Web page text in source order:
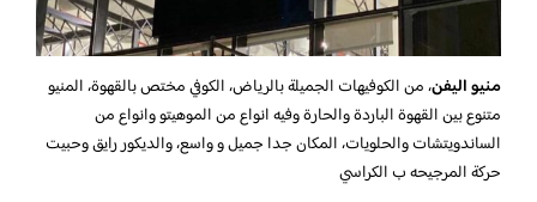
منيو اليفن، من الكوفيهات الجميلة بالرياض، الكوفي مختص بالقهوة، المنيو
متنوع بين القهوة الباردة والحارة وفيه انواع من الموهيتو وانواع من
الساندويتشات والحلويات، المكان جدا جميل و واسع، والديكور رايق وحبيت
حركة المرجيحه ب الكراسي